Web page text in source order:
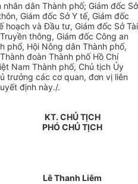
dân Thành phố; Giám đốc Sở
Giám đốc Sở Y tế, Giám đốc
hoạch và Đầu tư, Giám đốc Sở Tài
thông, Giám đốc Công an
phố, Hội Nông dân Thành phố,
đoàn Thành phố Hồ Chí
Nam Thành phố, Chủ tịch Ủy
trưởng các cơ quan, đơn vị liên
định này./.
KT. CHỦ TỊCH
PHÓ CHỦ TỊCH
Lê Thanh Liêm